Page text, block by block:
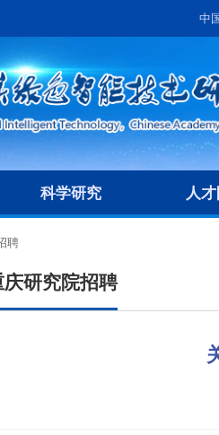
中
科学研究 人
聘
庆研究院招聘